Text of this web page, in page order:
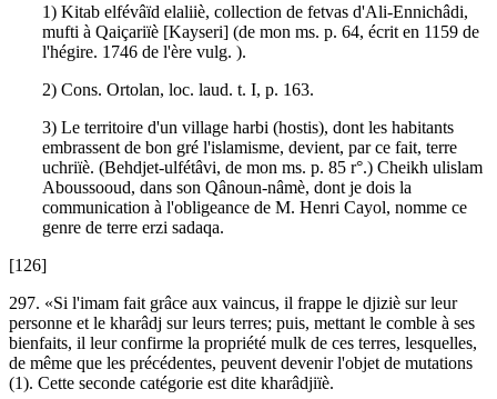
1) Kitab elfévâïd elaliiè, collection de fetvas d'Ali-Ennichâdi,
mufti à Qaiçariïè [Kayseri] (de mon ms. p. 64, écrit en 1159 de
l'hégire. 1746 de l'ère vulg. ).
2) Cons. Ortolan, loc. laud. t. I, p. 163.
3) Le territoire d'un village harbi (hostis), dont les habitants
embrassent de bon gré l'islamisme, devient, par ce fait, terre
uchriïè. (Behdjet-ulfétâvi, de mon ms. p. 85 r°.) Cheikh ulislam
Aboussooud, dans son Qânoun-nâmè, dont je dois la
communication à l'obligeance de M. Henri Cayol, nomme ce
genre de terre erzi sadaqa.
[126]
297. «Si l'imam fait grâce aux vaincus, il frappe le djiziè sur leur
personne et le kharâdj sur leurs terres; puis, mettant le comble à ses
bienfaits, il leur confirme la propriété mulk de ces terres, lesquelles,
de même que les précédentes, peuvent devenir l'objet de mutations
(1). Cette seconde catégorie est dite kharâdjiïè.